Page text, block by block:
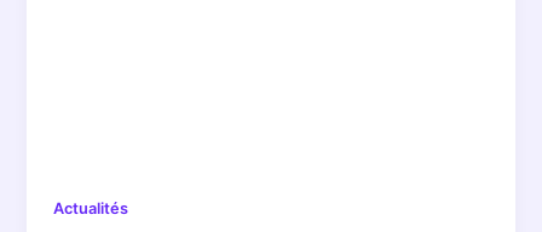
Actualités